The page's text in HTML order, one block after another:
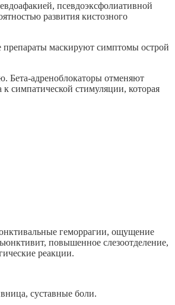
псевдоэксфолиативной
развития кистозного
препараты маскируют симптомы острой
Бета-адреноблокаторы отменяют
симпатической стимуляции, которая
геморрагии, ощущение
повышенное слезоотделение,
реакции.
суставные боли.